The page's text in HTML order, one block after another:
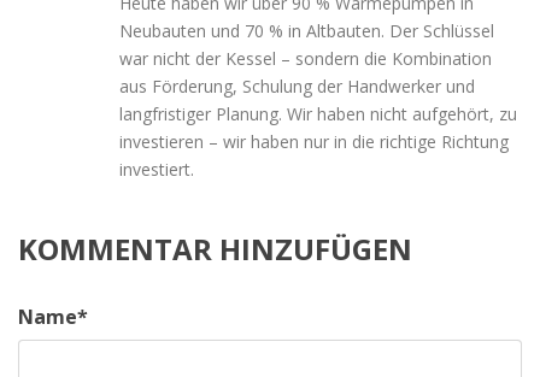
Neubauten und 70 % in Altbauten. Der Schlüssel
war nicht der Kessel – sondern die Kombination
aus Förderung, Schulung der Handwerker und
langfristiger Planung. Wir haben nicht aufgehört, zu
investieren – wir haben nur in die richtige Richtung
investiert.
KOMMENTAR HINZUFÜGEN
Name*